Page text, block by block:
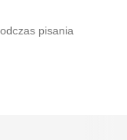
pisania